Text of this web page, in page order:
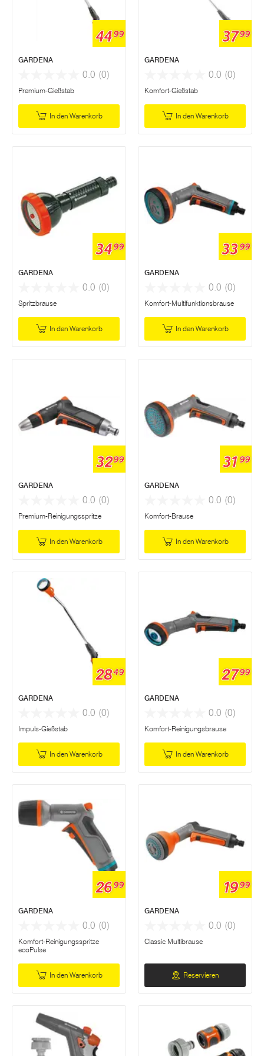
4499
GARDENA
0.0 (0)
Premium-Gießstab
In den Warenkorb
3799
GARDENA
0.0 (0)
Komfort-Gießstab
In den Warenkorb
3499
GARDENA
0.0 (0)
Spritzbrause
In den Warenkorb
3399
GARDENA
0.0 (0)
Komfort-Multifunktionsbrause
In den Warenkorb
3299
GARDENA
0.0 (0)
Premium-Reinigungsspritze
In den Warenkorb
3199
GARDENA
0.0 (0)
Komfort-Brause
In den Warenkorb
2849
GARDENA
0.0 (0)
Impuls-Gießstab
In den Warenkorb
2799
GARDENA
0.0 (0)
Komfort-Reinigungsbrause
In den Warenkorb
2699
GARDENA
0.0 (0)
Komfort-Reinigungsspritze
ecoPulse
In den Warenkorb
1999
GARDENA
0.0 (0)
Classic Multibrause
Reservieren